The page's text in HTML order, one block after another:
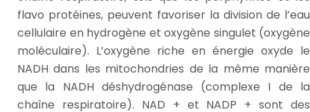
flavo protéines, peuvent favoriser la division de l’eau
cellulaire en hydrogène et oxygène singulet (oxygène
moléculaire). L’oxygène riche en énergie oxyde le
NADH dans les mitochondries de la même manière
que la NADH déshydrogénase (complexe I de la
chaîne respiratoire). NAD + et NADP + sont des